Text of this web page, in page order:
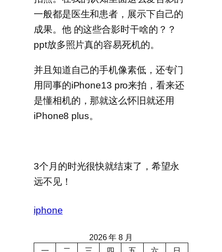
一般都是医生和患者，展示下自己的
成果。他 的这些合影时干啥的？？
ppt放多照片真的容易死机的。
并且知道自己的手机像素低，还专门
用同事的iPhone13 pro来拍，看来还
是懂相机的，那就这么怀旧就还用
iPhone8 plus。
3个月的时光很快就结束了，希望永
远不见！
iphone
2026 年 8 月